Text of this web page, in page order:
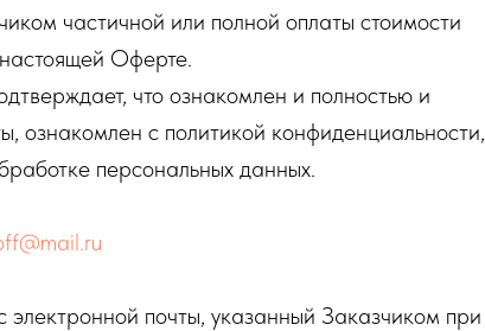
частичной или полной оплаты стоимости
Оферте.
что ознакомлен и полностью и
ознакомлен с политикой конфиденциальности,
персональных данных.
электронной почты, указанный Заказчиком при